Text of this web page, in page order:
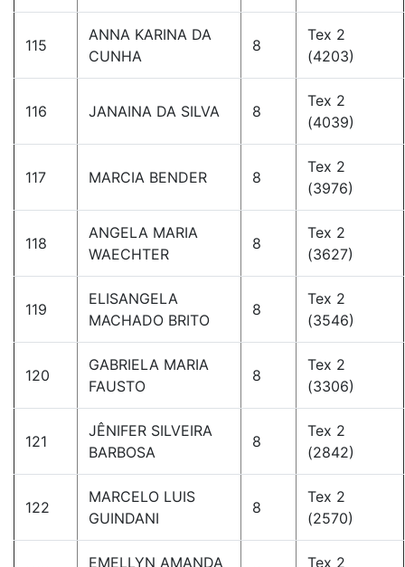
115
ANNA KARINA DA
CUNHA
8
Tex 2
(4203)
116 JANAINA DA SILVA 8
Tex 2
(4039)
117 MARCIA BENDER 8
Tex 2
(3976)
118
ANGELA MARIA
WAECHTER
8
Tex 2
(3627)
119
ELISANGELA
MACHADO BRITO
8
Tex 2
(3546)
120
GABRIELA MARIA
FAUSTO
8
Tex 2
(3306)
121
JÊNIFER SILVEIRA
BARBOSA
8
Tex 2
(2842)
122
MARCELO LUIS
GUINDANI
8
Tex 2
(2570)
EMELLYN AMANDA
Tex 2